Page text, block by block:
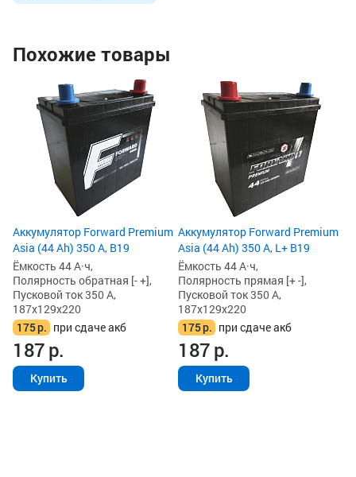
Похожие товары
Аккумулятор Forward Premium
Asia (44 Ah) 350 А, B19
Ёмкость 44 А·ч,
Полярность обратная [- +],
Пусковой ток 350 А,
187x129x220
175р. при сдаче акб
187р.
Купить
Аккумулятор Forward Premium
Asia (44 Ah) 350 А, L+ B19
Ёмкость 44 А·ч,
Полярность прямая [+ -],
Пусковой ток 350 А,
187x129x220
175р. при сдаче акб
187р.
Купить